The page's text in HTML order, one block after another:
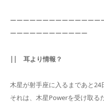
ーーーーーーーーーーーーー
ーーーーーーーーーーーー
|| 耳より情報？
木星が射手座に入るまであと24
それは、木星Powerを受け取る